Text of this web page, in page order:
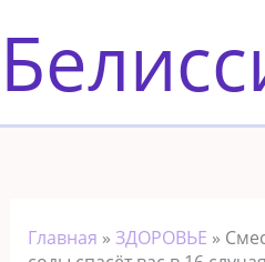
к
содержимому
Главная » ЗДОРОВЬЕ »